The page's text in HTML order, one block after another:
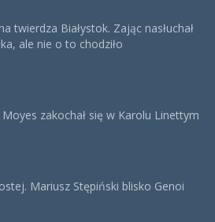
twierdza Białystok. Zając nasłuchał
ale nie o to chodziło
Moyes zakochał się w Karolu Linettym
Mariusz Stępiński blisko Genoi